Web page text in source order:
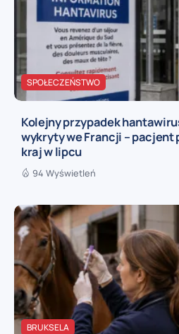
SPOŁECZEŃSTWO
Kolejny przypadek
wykryty we Francji – pacjent
kraj w lipcu
94 Wyświetleń
BRUKSELA